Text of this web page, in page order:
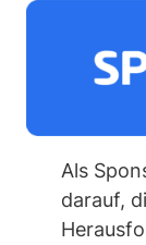
Als
darauf,